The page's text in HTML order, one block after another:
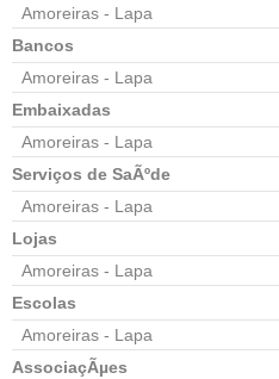
Amoreiras - Lapa
Bancos
Amoreiras - Lapa
Embaixadas
Amoreiras - Lapa
Serviços de SaÃºde
Amoreiras - Lapa
Lojas
Amoreiras - Lapa
Escolas
Amoreiras - Lapa
AssociaçÃµes